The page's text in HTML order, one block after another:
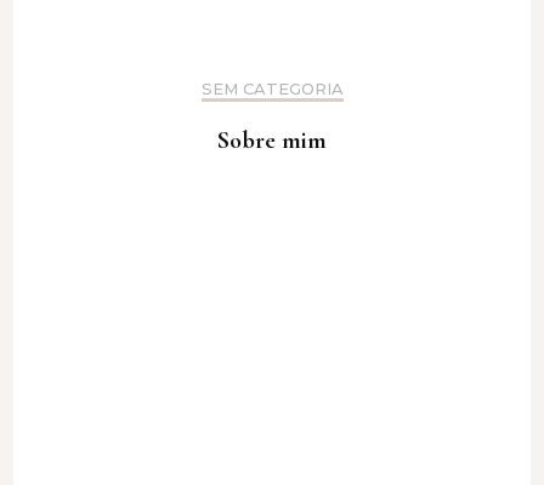
SEM CATEGORIA
Sobre mim